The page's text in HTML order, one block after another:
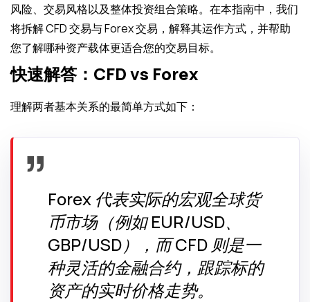
风险、交易风格以及整体投资组合策略。在本指南中，我们
将拆解 CFD 交易与 Forex 交易，解释其运作方式，并帮助
您了解哪种资产载体更适合您的交易目标。
快速解答：CFD vs Forex
理解两者基本关系的最简单方式如下：
Forex 代表实际的宏观全球货
币市场（例如 EUR/USD、
GBP/USD），而 CFD 则是一
种灵活的金融合约，跟踪标的
资产的实时价格走势。